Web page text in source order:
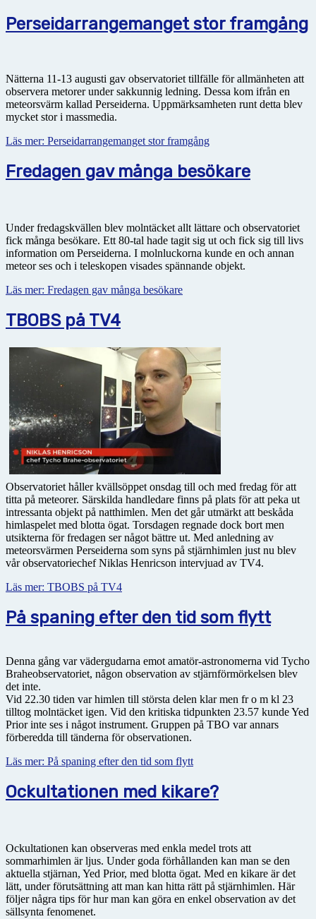
Perseidarrangemanget stor framgång
Nätterna 11-13 augusti gav observatoriet tillfälle för allmänheten att
observera metorer under sakkunnig ledning. Dessa kom ifrån en
meteorsvärm kallad Perseiderna. Uppmärksamheten runt detta blev
mycket stor i massmedia.
Läs mer: Perseidarrangemanget stor framgång
Fredagen gav många besökare
Under fredagskvällen blev molntäcket allt lättare och observatoriet
fick många besökare. Ett 80-tal hade tagit sig ut och fick sig till livs
information om Perseiderna. I molnluckorna kunde en och annan
meteor ses och i teleskopen visades spännande objekt.
Läs mer: Fredagen gav många besökare
TBOBS på TV4
Observatoriet håller kvällsöppet onsdag till och med fredag för att
titta på meteorer. Särskilda handledare finns på plats för att peka ut
intressanta objekt på natthimlen. Men det går utmärkt att beskåda
himlaspelet med blotta ögat. Torsdagen regnade dock bort men
utsikterna för fredagen ser något bättre ut. Med anledning av
meteorsvärmen Perseiderna som syns på stjärnhimlen just nu blev
vår observatoriechef Niklas Henricson intervjuad av TV4.
Läs mer: TBOBS på TV4
På spaning efter den tid som flytt
Denna gång var vädergudarna emot amatör-astronomerna vid Tycho
Braheobservatoriet, någon observation av stjärnförmörkelsen blev
det inte.
Vid 22.30 tiden var himlen till största delen klar men fr o m kl 23
tilltog molntäcket igen. Vid den kritiska tidpunkten 23.57 kunde Yed
Prior inte ses i något instrument. Gruppen på TBO var annars
förberedda till tänderna för observationen.
Läs mer: På spaning efter den tid som flytt
Ockultationen med kikare?
Ockultationen kan observeras med enkla medel trots att
sommarhimlen är ljus. Under goda förhållanden kan man se den
aktuella stjärnan, Yed Prior, med blotta ögat. Med en kikare är det
lätt, under förutsättning att man kan hitta rätt på stjärnhimlen. Här
följer några tips för hur man kan göra en enkel observation av det
sällsynta fenomenet.